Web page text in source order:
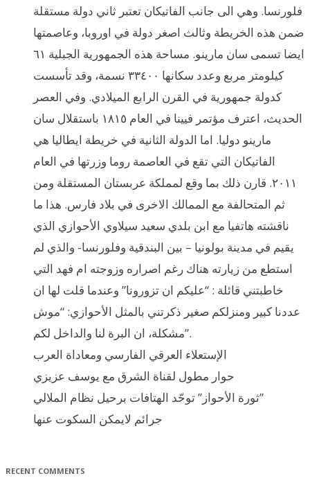
فلورنسا. وهي الى جانب الفاتيكان تعتبر ثاني دولة مستقلة
ضمن هذه الخريطة وثالث اصغر دولة في اوروبا، وعاصمتها
ايضا تسمى سان مارينو. مساحة هذه الجمهورية الجبلية ٦١
كيلومتر مربع وعدد سكانها ٣٣٤٠٠ نسمة، وقد تأسست
كدولة جمهورية في القرن الرابع الميلادي. وفي العصر
الحديث، اعترف مؤتمر فيينا في العام ١٨١٥ باستقلال سان
مارينو دوليا. اما الدولة الثانية في خريطة ايطاليا هي
الفاتيكان التي تقع في العاصمة روما وزرتها في العام
٢٠١١. قارن ذلك بما وقع لمملكة عربستان المستقلة ومن
ثم المتحالفة مع الممالك الاخرى في بلاد فارس. هذا ما
ناقشته هاتفيا مع ابن بلدي سعيد سيلاوي الأحوازي الذي
يقيم في مدينة بولونيا – بين البندقية وفلورنسا- والذي لم
استطع من زيارته هناك رغم اصراره وزوجته ام فهد التي
خاطبتني قائلة : “عليكم ان تزورونا” وعندما قلت لها ان
عددنا كبير ومنزلكم صغير ذكرتني بالمثل الأحوازي: “موش
مشكلة، ان البرة لنا والداخل لكم”.
الإستعلاء العرقي الفارسي ومعاداة العرب
حوار مطول لقناة الشرق مع يوسف عزيزي
ثورة الأحواز” توحّد الهتافات برحيل نظام الملالي”
جرائم لايمكن السكوت عنها
RECENT COMMENTS